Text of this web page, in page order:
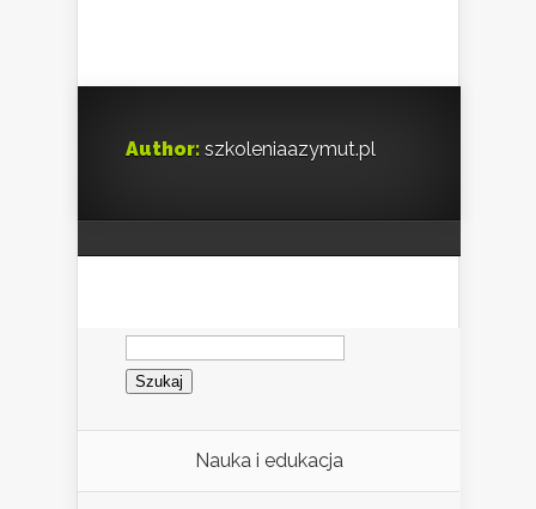
Author: szkoleniaazymut.pl
Szukaj:
Nauka i edukacja